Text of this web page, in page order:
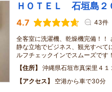
ＨＯＴＥＬ 石垣島２
4.7 43件
全客室に洗濯機、乾燥機完備！！
静な立地でビジネス、観光すべて
ルフチェックインでスムーズです
住所
沖縄県石垣市真栄里４１
アクセス
空港から車で30分